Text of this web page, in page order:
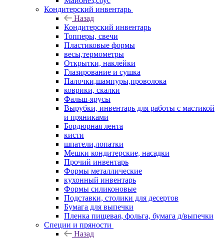
Кондитерский инвентарь
Назад
Кондитерский инвентарь
Топперы, свечи
Пластиковые формы
весы,термометры
Открытки, наклейки
Глазирование и сушка
Палочки,шампуры,проволока
коврики, скалки
Фальш-ярусы
Вырубки, инвентарь для работы с мастикой
и пряниками
Бордюрная лента
кисти
шпатели,лопатки
Мешки кондитерские, насадки
Прочий инвентарь
Формы металлические
кухонный инвентарь
Формы силиконовые
Подставки, столики для десертов
Бумага для выпечки
Пленка пищевая, фольга, бумага д/выпечки
Специи и пряности
Назад